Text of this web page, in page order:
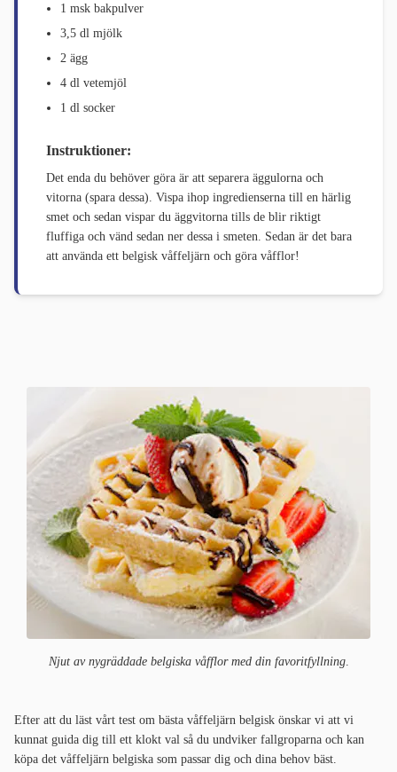
1 msk bakpulver
3,5 dl mjölk
2 ägg
4 dl vetemjöl
1 dl socker
Instruktioner:
Det enda du behöver göra är att separera äggulorna och
vitorna (spara dessa). Vispa ihop ingredienserna till en härlig
smet och sedan vispar du äggvitorna tills de blir riktigt
fluffiga och vänd sedan ner dessa i smeten. Sedan är det bara
att använda ett belgisk våffeljärn och göra våfflor!
Njut av nygräddade belgiska våfflor med din favoritfyllning.
Efter att du läst vårt test om bästa våffeljärn belgisk önskar vi att vi
kunnat guida dig till ett klokt val så du undviker fallgroparna och kan
köpa det våffeljärn belgiska som passar dig och dina behov bäst.